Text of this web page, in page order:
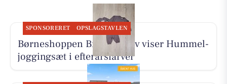
SPONSORERET OPSLAGSTAVLEN
Børneshoppen Brønderslev viser Hummel-
joggingsæt i efterårsfarver